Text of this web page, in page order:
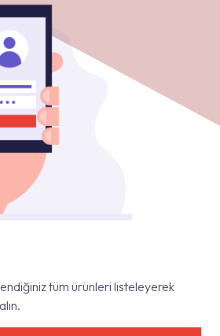
tüm ürünleri listeleyerek